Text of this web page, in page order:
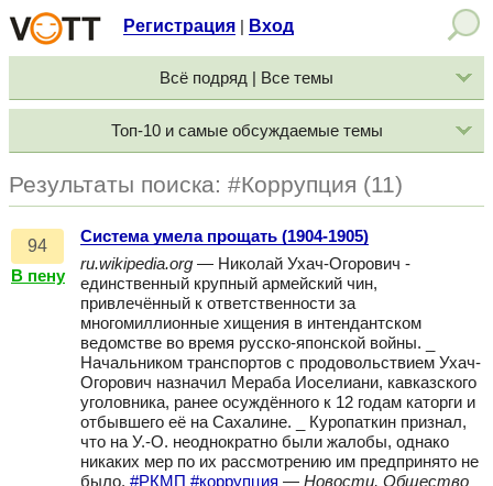
Регистрация Вход
Всё подряд | Все темы
Топ-10 и самые обсуждаемые темы
Результаты поиска: #Коррупция (11)
94
В пену
Система умела прощать (1904-1905)
ru.wikipedia.org — Николай Ухач-Огорович -
единственный крупный армейский чин,
привлечённый к ответственности за
многомиллионные хищения в интендантском
ведомстве во время русско-японской войны. _
Начальником транспортов с продовольствием Ухач-
Огорович назначил Мераба Иоселиани, кавказского
уголовника, ранее осуждённого к 12 годам каторги и
отбывшего её на Сахалине. _ Куропаткин признал,
что на У.-О. неоднократно были жалобы, однако
никаких мер по их рассмотрению им предпринято не
было. #РКМП #коррупция — Новости, Общество